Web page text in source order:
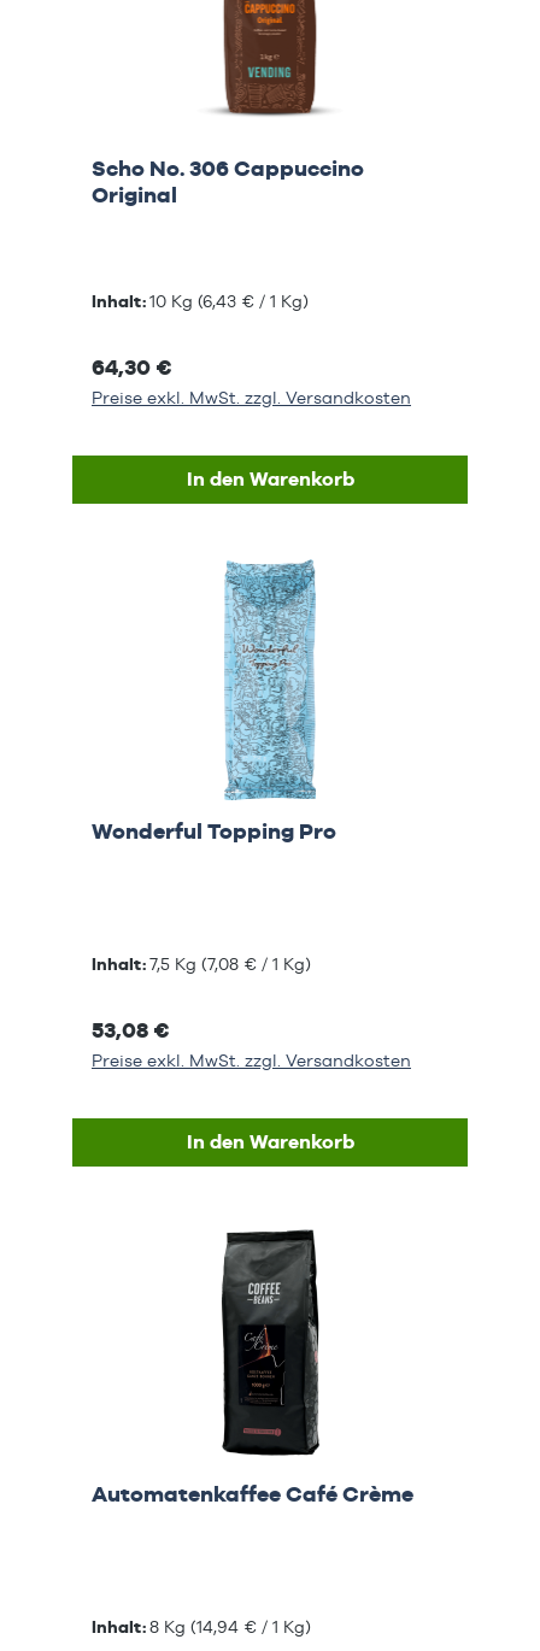
Scho No. 306 Cappuccino
Original
Inhalt:10 Kg (6,43 € / 1 Kg)
64,30 €
Preise exkl. MwSt. zzgl. Versandkosten
In den Warenkorb
Wonderful Topping Pro
Inhalt:7,5 Kg (7,08 € / 1 Kg)
53,08 €
Preise exkl. MwSt. zzgl. Versandkosten
In den Warenkorb
Automatenkaffee Café Crème
Inhalt:8 Kg (14,94 € / 1 Kg)